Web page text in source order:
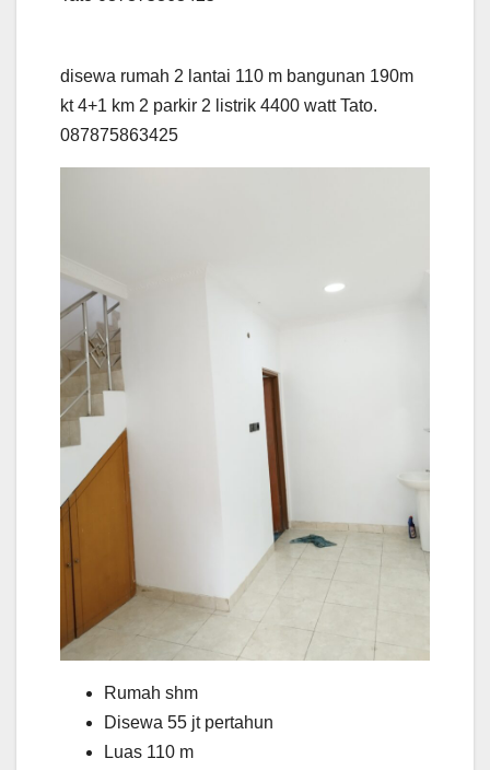
disewa rumah 2 lantai 110 m bangunan 190m
kt 4+1 km 2 parkir 2 listrik 4400 watt Tato.
087875863425
Rumah shm
Disewa 55 jt pertahun
Luas 110 m